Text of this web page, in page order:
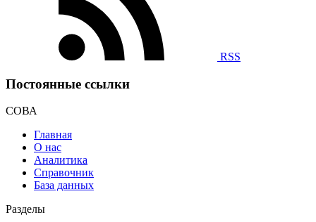
RSS
Постоянные ссылки
СОВА
Главная
О нас
Аналитика
Справочник
База данных
Разделы